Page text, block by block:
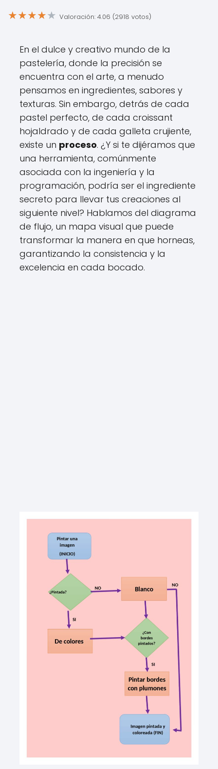
★★★★★ Valoración: 4.06 (2918 votos)
En el dulce y creativo mundo de la
pastelería, donde la precisión se
encuentra con el arte, a menudo
pensamos en ingredientes, sabores y
texturas. Sin embargo, detrás de cada
pastel perfecto, de cada croissant
hojaldrado y de cada galleta crujiente,
existe un proceso. ¿Y si te dijéramos que
una herramienta, comúnmente
asociada con la ingeniería y la
programación, podría ser el ingrediente
secreto para llevar tus creaciones al
siguiente nivel? Hablamos del diagrama
de flujo, un mapa visual que puede
transformar la manera en que horneas,
garantizando la consistencia y la
excelencia en cada bocado.